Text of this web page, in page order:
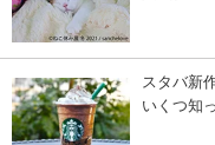
スタバ新
いくつ知